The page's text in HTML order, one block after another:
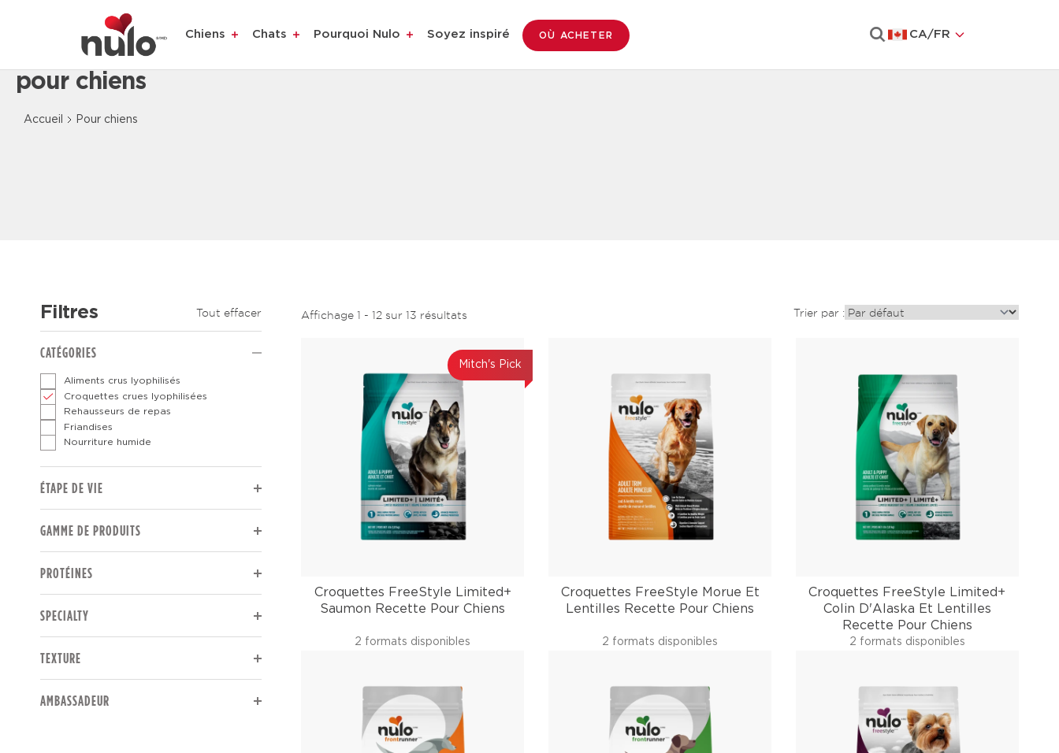
Chiens Chats Pourquoi Nulo Soyez inspiré OÙ ACHETER Rechercher
CA/ FR
Content Loaded
pour chiens
Accueil Pour chiens
Filtres Tout effacer
CATÉGORIES
Aliments crus lyophilisés
Croquettes crues lyophilisées
Rehausseurs de repas
Friandises
Nourriture humide
ÉTAPE DE VIE
GAMME DE PRODUITS
PROTÉINES
SPECIALTY
TEXTURE
AMBASSADEUR
Affichage 1 - 12 sur 13 résultats Trier par :
Mitch's Pick
Croquettes FreeStyle Limited+
Saumon Recette Pour Chiens
2 formats disponibles
Croquettes FreeStyle Morue Et
Lentilles Recette Pour Chiens
2 formats disponibles
Croquettes FreeStyle Limited+
Colin D'Alaska Et Lentilles
Recette Pour Chiens
2 formats disponibles